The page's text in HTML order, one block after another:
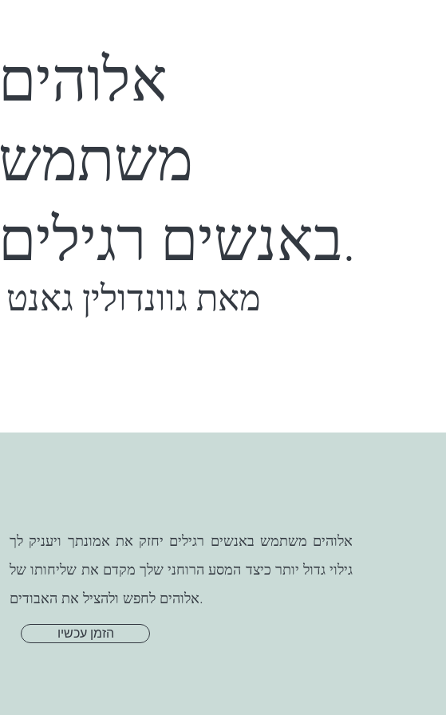
אלוהים
משתמש
באנשים רגילים.
מאת גוונדולין גאנט
אלוהים משתמש באנשים רגילים יחזק את אמונתך ויעניק לך
גילוי גדול יותר כיצד המסע הרוחני שלך מקדם את שליחותו של
אלוהים לחפש ולהציל את האבודים.
הזמן עכשיו